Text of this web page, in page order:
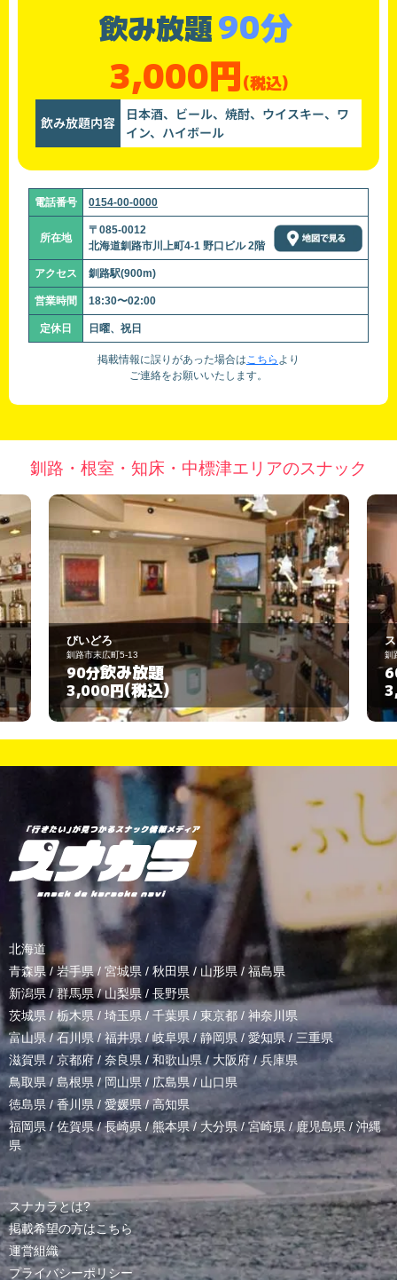
飲み放題90分
3,000円(税込)
飲み放題内容
日本酒、ビール、焼酎、ウイスキー、ワ
イン、ハイボール
電話番号 0154-00-0000
所在地
〒085-0012
北海道釧路市川上町4-1 野口ビル 2階
アクセス 釧路駅(900m)
営業時間 18:30〜02:00
定休日 日曜、祝日
掲載情報に誤りがあった場合はこちら より
ご連絡をお願いいたします。
釧路・根室・知床・中標津エリアのスナック
スグレイス
釧路市栄町2-6-9
60分飲み放題
3,000円 (税込)
北海道
青森県 / 岩手県/ 宮城県 / 秋田県 / 山形県/ 福島県
新潟県 /群馬県/山梨県 / 長野県
茨城県 / 栃木県 / 埼玉県 / 千葉県 / 東京都 / 神奈川県
富山県 /石川県/福井県/岐阜県 / 静岡県 / 愛知県 / 三重県
滋賀県 / 京都府 / 奈良県 / 和歌山県/ 大阪府 /兵庫県
鳥取県/ 島根県 /岡山県/ 広島県 / 山口県
徳島県 /香川県 / 愛媛県/高知県
福岡県/佐賀県/長崎県 /熊本県/ 大分県/宮崎県 /鹿児島県 / 沖縄
県
スナカラとは?
掲載希望の方はこちら
運営組織
プライバシーポリシー